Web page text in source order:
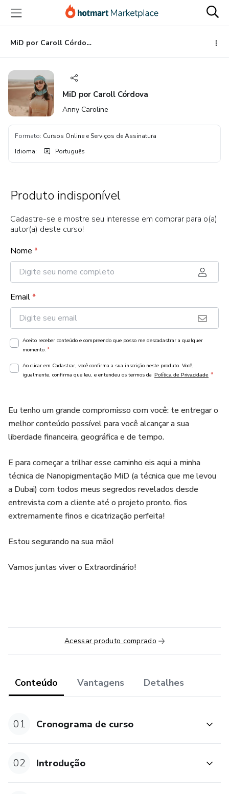
para
conteúdo
principal
para
pagamento
para
rodapé
MiD por Caroll Córdova
MiD por Caroll Córdova
Anny Caroline
Formato: Cursos Online e Serviços de Assinatura
Idioma: Português
Produto indisponível
Cadastre-se e mostre seu interesse em comprar para o(a)
autor(a) deste curso!
Nome *
Email*
Aceito receber conteúdo e compreendo que posso me descadastrar a qualquer
momento. *
Ao clicar em Cadastrar, você confirma a sua inscrição neste produto. Você,
igualmente, confirma que leu, e entendeu os termos da Política de Privacidade *
Eu tenho um grande compromisso com você: te entregar o
melhor conteúdo possível para você alcançar a sua
liberdade financeira, geográfica e de tempo.
E para começar a trilhar esse caminho eis aqui a minha
técnica de Nanopigmentação MiD (a técnica que me levou
a Dubai) com todos meus segredos revelados desde
entrevista com a cliente até o projeto pronto, fios
extremamente finos e cicatrização perfeita!
Estou segurando na sua mão!
Vamos juntas viver o Extraordinário!
Acessar produto comprado
Conteúdo Vantagens Detalhes
01 Cronograma de curso
02 Introdução